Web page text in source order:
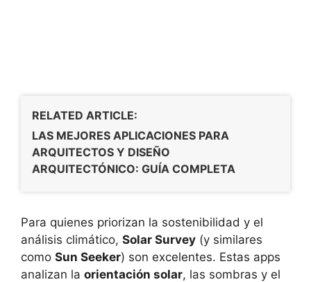
RELATED ARTICLE:
LAS MEJORES APLICACIONES PARA
ARQUITECTOS Y DISEÑO
ARQUITECTÓNICO: GUÍA COMPLETA
Para quienes priorizan la sostenibilidad y el
análisis climático, Solar Survey (y similares
como Sun Seeker) son excelentes. Estas apps
analizan la orientación solar, las sombras y el